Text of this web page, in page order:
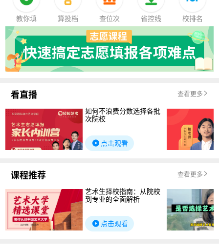
教你填 算投档 查位次 省控线 校排名
看直播 查看更多
如何不浪费分数选择各批
次院校
点击观看
课程推荐 查看更多
艺术生择校指南：从院校
到专业的全面解析
点击观看